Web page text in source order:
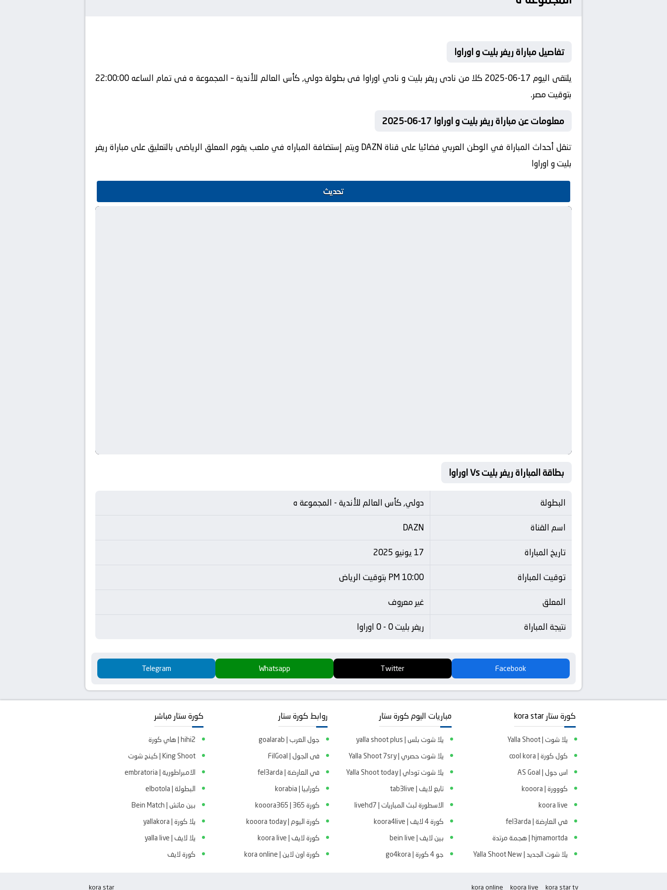
تفاصيل مباراة ريفر بليت و اوراوا
يلتقى اليوم 17-06-2025 كلا من نادى ريفر بليت و نادي اوراوا فى بطولة دولي, كأس العالم للأندية – المجموعة ه فى تمام الساعه 22:00:00
بتوقيت مصر.
معلومات عن مباراة ريفر بليت و اوراوا 17-06-2025
تنقل أحداث المباراة في الوطن العربي فضائيا على قناة DAZN ويتم إستضافة المباراه في ملعب يقوم المعلق الرياضى بالتعليق على مباراة ريفر
بليت و اوراوا
تحديث
بطاقة المباراة ريفر بليت Vs اوراوا
البطولة
دولي, كأس العالم للأندية - المجموعة ه
اسم القناة
DAZN
تاريخ المباراة
17 يونيو 2025
توقيت المباراة
10:00 PM بتوقيت الرياض
المعلق
غير معروف
نتيجة المباراة
ريفر بليت 0 - 0 اوراوا
Facebook
Twitter
Whatsapp
Telegram
كورة ستار kora star
يلا شوت | Yalla Shoot
كول كورة | cool kora
اس جول | AS Goal
كووورة | kooora
koora live
في العارضة | fel3arda
hjmamortda | هجمة مرتدة
يلا شوت الجديد | Yalla Shoot New
مباريات اليوم كورة ستار
يلا شوت بلس | yalla shoot plus
يلا شوت حصري | Yalla Shoot 7sry
يلا شوت توداي | Yalla Shoot today
تابع لايف | tab3live
الاسطورة لبث المباريات | livehd7
كورة 4 لايف | koora4live
بين لايف | bein live
جو 4 كورة | go4kora
روابط كورة ستار
جول العرب | goalarab
فى الجول | FilGoal
في العارضة | fel3arda
كورابيا | korabia
كورة 365 | kooora365
كورة اليوم | kooora today
كورة لايف | koora live
كورة اون لاين | kora online
كورة ستار مباشر
hihi2 | هاي كورة
King Shoot | كينج شوت
الامبراطورية | embratoria
البطولة | elbotola
بين ماتش | Bein Match
يلا كورة | yallakora
يلا لايف | yalla live
كورة لايف
kora star tv
koora live
kora online
kora star